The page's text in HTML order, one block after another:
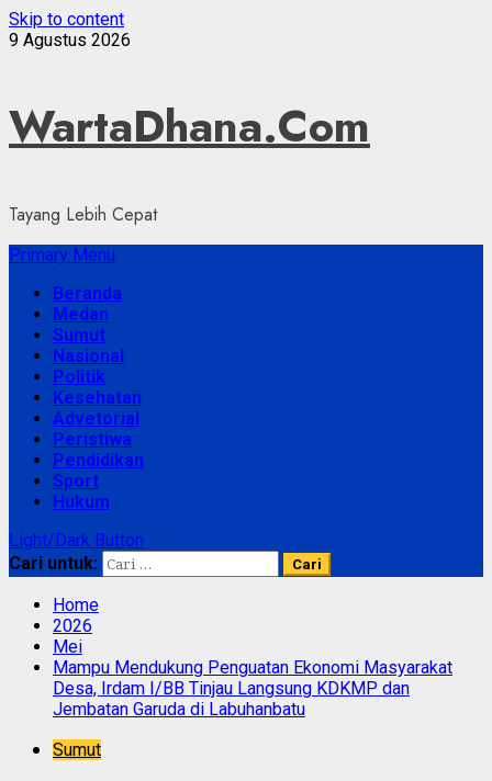
Skip to content
9 Agustus 2026
WartaDhana.Com
Tayang Lebih Cepat
Primary Menu
Beranda
Medan
Sumut
Nasional
Politik
Kesehatan
Advetorial
Peristiwa
Pendidikan
Sport
Hukum
Light/Dark Button
Cari untuk:
Home
2026
Mei
Mampu Mendukung Penguatan Ekonomi Masyarakat
Desa, Irdam I/BB Tinjau Langsung KDKMP dan
Jembatan Garuda di Labuhanbatu
Sumut